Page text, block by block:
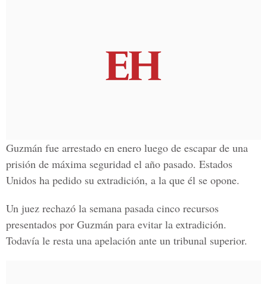
Guzmán fue arrestado en enero luego de escapar de una
prisión de máxima seguridad el año pasado. Estados
Unidos ha pedido su extradición, a la que él se opone.
Un juez rechazó la semana pasada cinco recursos
presentados por Guzmán para evitar la extradición.
Todavía le resta una apelación ante un tribunal superior.